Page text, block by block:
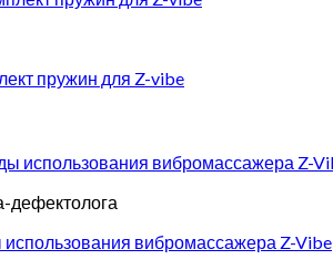
пружин для Z-vibe
дефектолога
вибромассажера Z-Vibe